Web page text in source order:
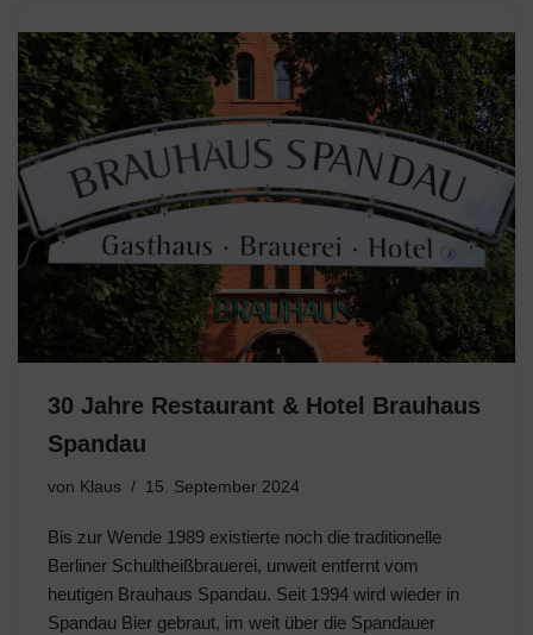
30 Jahre Restaurant & Hotel Brauhaus
Spandau
von Klaus 15. September 2024
Bis zur Wende 1989 existierte noch die traditionelle
Berliner Schultheißbrauerei, unweit entfernt vom
heutigen Brauhaus Spandau. Seit 1994 wird wieder in
Spandau Bier gebraut, im weit über die Spandauer